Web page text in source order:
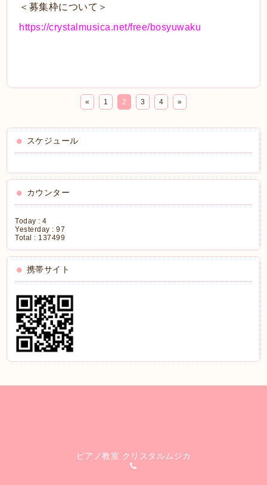
＜募集枠について＞
https://crystalmusica.net/free/bosyuwaku
« 1 2 3 4 »
スケジュール
カウンター
Today :4
Yesterday :97
Total : 137499
携帯サイト
ピアノ教室 クリスタルムジカ